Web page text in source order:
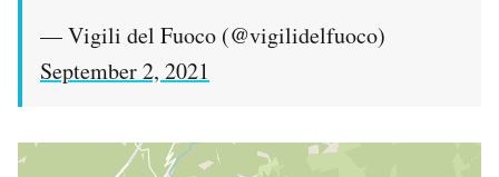
— Vigili del Fuoco (@vigilidelfuoco)
September 2, 2021